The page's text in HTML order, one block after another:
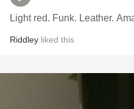
Light red. Funk. Leather.
Riddley liked this